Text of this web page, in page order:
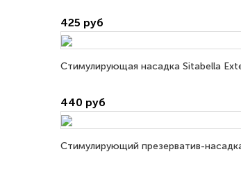
425 руб
Стимулирующая насадка Sitabella
440 руб
Стимулирующий презерватив-